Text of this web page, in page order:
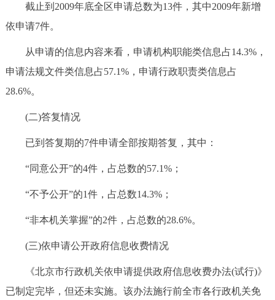
截止到2009年底全区申请总数为13件，其中2009年新增
依申请7件。
从申请的信息内容来看，申请机构职能类信息占14.3%，
申请法规文件类信息占57.1%，申请行政职责类信息占
28.6%。
(二)答复情况
已到答复期的7件申请全部按期答复，其中：
“同意公开”的4件，占总数的57.1%；
“不予公开”的1件，占总数14.3%；
“非本机关掌握”的2件，占总数的28.6%。
(三)依申请公开政府信息收费情况
《北京市行政机关依申请提供政府信息收费办法(试行)》
已制定完毕，但还未实施。该办法施行前全市各行政机关免